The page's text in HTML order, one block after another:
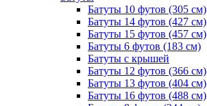
Батуты 10 футов (305 см)
Батуты 14 футов (427 см)
Батуты 15 футов (457 см)
Батуты 6 футов (183 см)
Батуты с крышей
Батуты 12 футов (366 см)
Батуты 13 футов (404 см)
Батуты 16 футов (488 см)